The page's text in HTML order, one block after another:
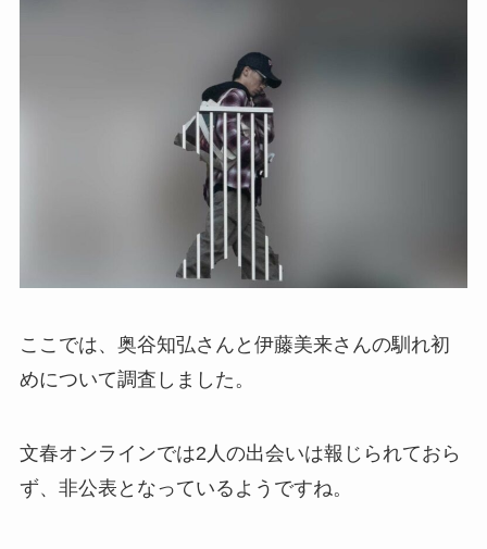
ここでは、奥谷知弘さんと伊藤美来さんの馴れ初
めについて調査しました。
文春オンラインでは2人の出会いは報じられておら
ず、非公表となっているようですね。